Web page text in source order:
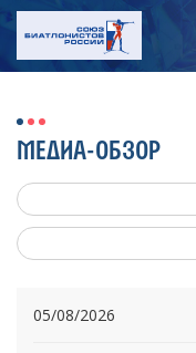
МЕДИА-ОБЗОР
05/08/2026